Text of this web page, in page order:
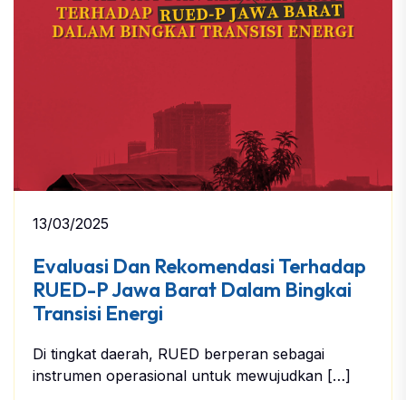
13/03/2025
Evaluasi Dan Rekomendasi Terhadap
RUED-P Jawa Barat Dalam Bingkai
Transisi Energi
Di tingkat daerah, RUED berperan sebagai
instrumen operasional untuk mewujudkan […]